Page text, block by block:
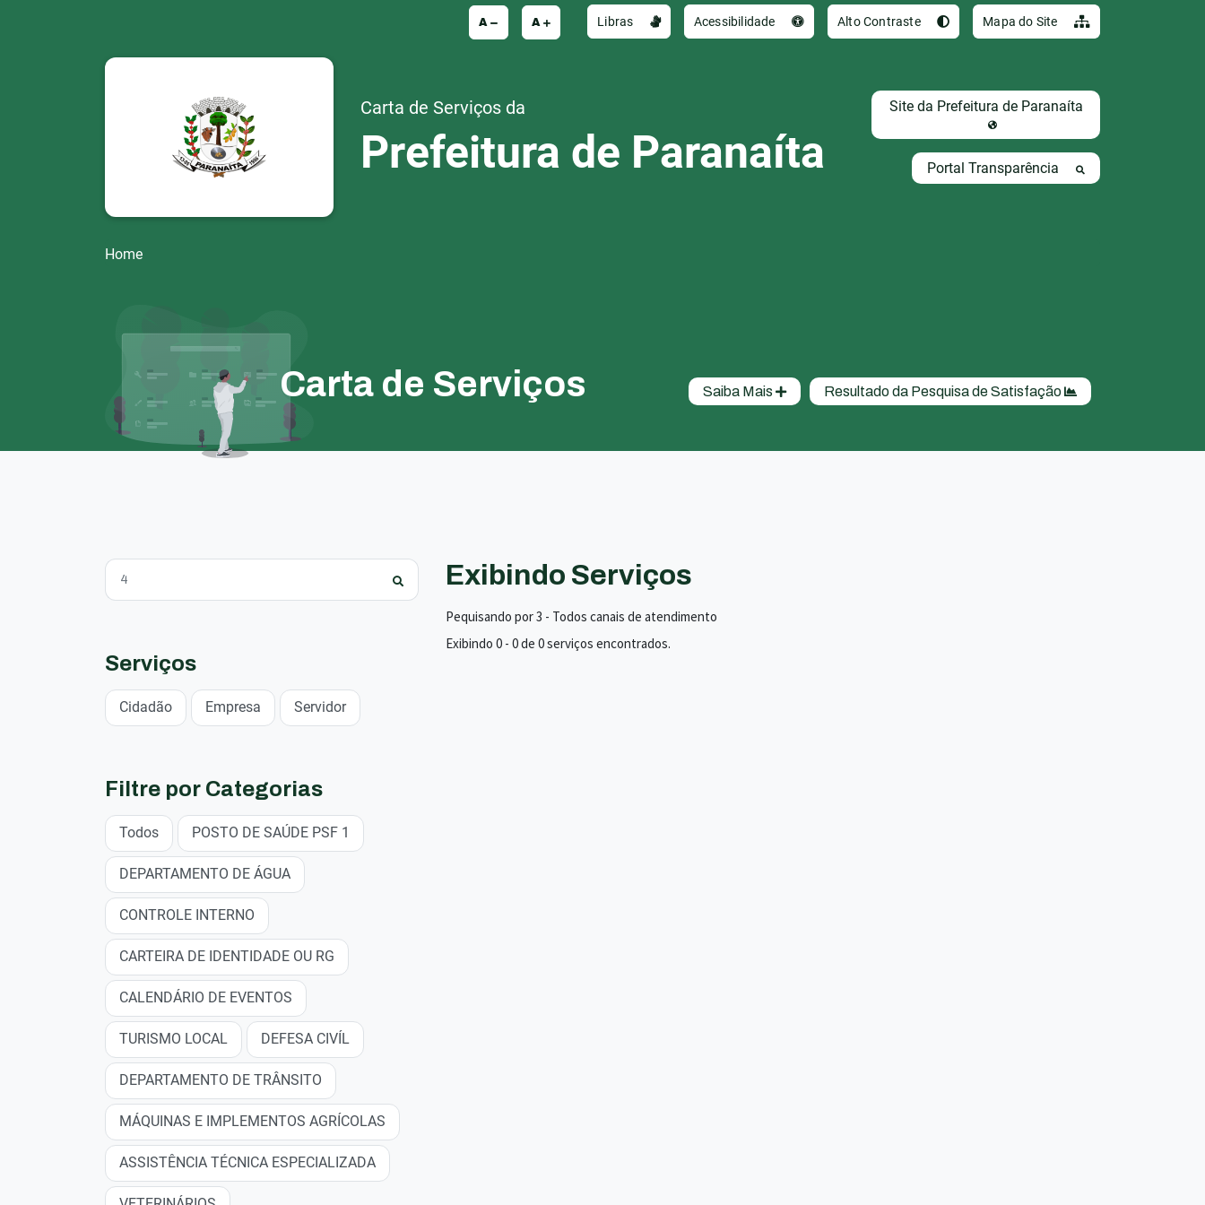
A A Libras Acessibilidade Alto Contraste Mapa do Site
Carta de Serviços da
Prefeitura de Paranaíta
Site da Prefeitura de Paranaíta
Portal Transparência
Home
Carta de Serviços Saiba Mais Resultado da Pesquisa de Satisfação
Serviços
Cidadão Empresa Servidor
Filtre por Categorias
Todos POSTO DE SAÚDE PSF 1
DEPARTAMENTO DE ÁGUA
CONTROLE INTERNO
CARTEIRA DE IDENTIDADE OU RG
CALENDÁRIO DE EVENTOS
TURISMO LOCAL DEFESA CIVÍL
DEPARTAMENTO DE TRÂNSITO
MÁQUINAS E IMPLEMENTOS AGRÍCOLAS
ASSISTÊNCIA TÉCNICA ESPECIALIZADA
Exibindo Serviços
Pequisando por 3 - Todos canais de atendimento
Exibindo 0 - 0 de 0 serviços encontrados.